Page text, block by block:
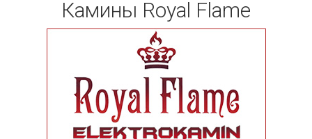
Камины Royal Flame